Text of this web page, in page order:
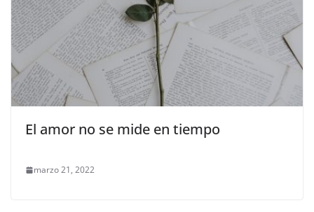
El amor no se mide en tiempo
marzo 21, 2022